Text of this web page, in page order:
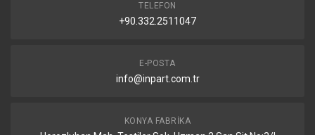
TELEFON
+90.332.2511047
E-POSTA
info@inpart.com.tr
KONYA FABRIKA